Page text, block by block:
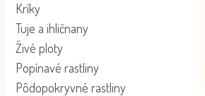
Kríky
Tuje a ihličnany
Živé ploty
Popínavé rastliny
Pôdopokryvné rastliny